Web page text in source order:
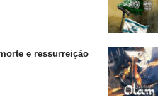
e ressurreição